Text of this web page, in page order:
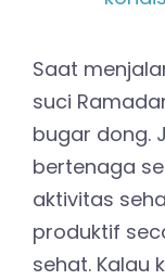
Saat
suci
bugar dong.
bertenaga
aktivitas
produktif
sehat. Kalau